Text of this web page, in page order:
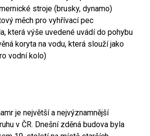
stroje (brusky, dynamo)
měch pro vyhřívací pec
která výše uvedené uvádí do pohybu
koryta na vodu, která slouží jako
vodní kolo)
je největší a nejvýznamnější
v ČR. Dnešní zděná budova byla